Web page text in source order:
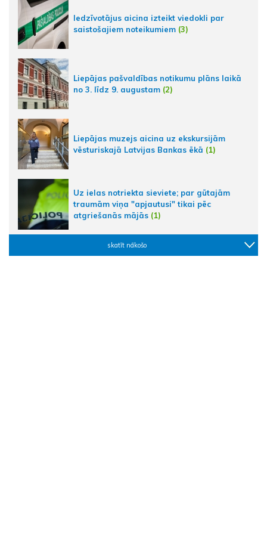
Iedzīvotājus aicina izteikt viedokli par
saistošajiem noteikumiem (3)
Liepājas pašvaldības notikumu plāns laikā
no 3. līdz 9. augustam (2)
Liepājas muzejs aicina uz ekskursijām
vēsturiskajā Latvijas Bankas ēkā (1)
Uz ielas notriekta sieviete; par gūtajām
traumām viņa "apjautusi" tikai pēc
atgriešanās mājās (1)
skatīt nākošo